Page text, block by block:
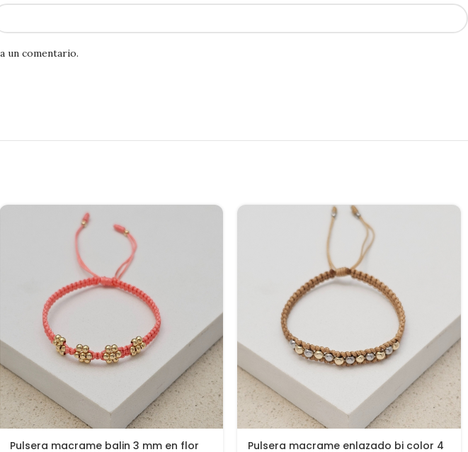
un comentario.
Pulsera macrame balin 3 mm en flor
Pulsera macrame enlazado bi color 4